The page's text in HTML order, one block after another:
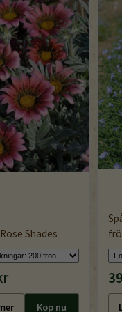
Shades
Köp nu
frö